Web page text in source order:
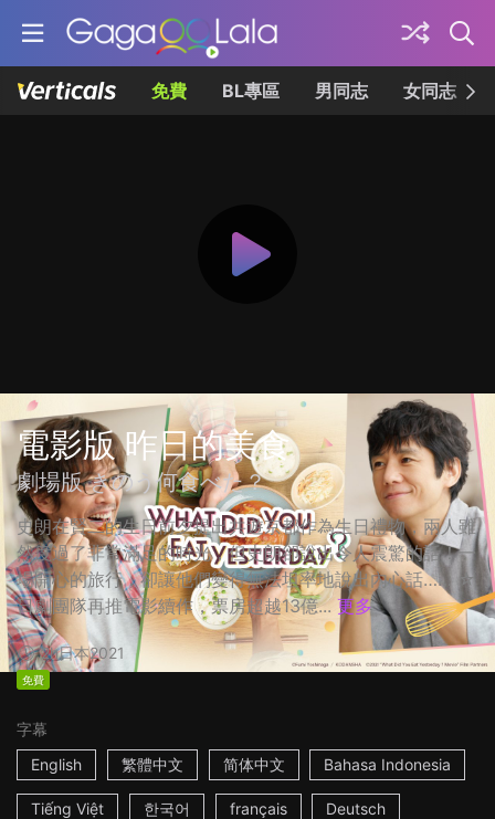
免費 BL專區 男同志 女同志
電影版 昨日的美食
劇場版 きのう何食べた？
史朗在賢二的生日前夕提出共遊京都作為生日禮物，兩人雖
然度過了非常滿足的時光，但史朗卻說出令人震驚的話！一
場開心的旅行，卻讓他們變得無法坦率地說出內心話…… ☆
日劇團隊再推電影續作，票房超越13億... 更多
2h日本2021
免費
字幕
English
繁體中文 简体中文 Bahasa Indonesia
Tiếng Việt 한국어 français Deutsch